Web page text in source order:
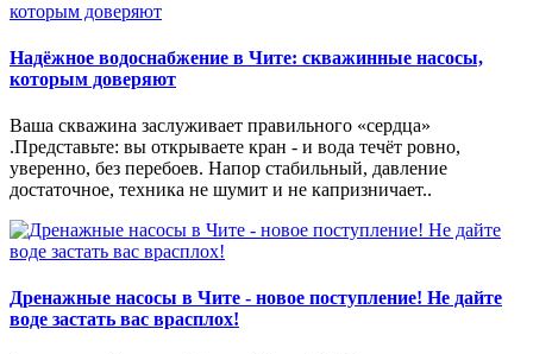
Надёжное водоснабжение в Чите: скважинные насосы,
которым доверяют
Ваша скважина заслуживает правильного «сердца»
.Представьте: вы открываете кран - и вода течёт ровно,
уверенно, без перебоев. Напор стабильный, давление
достаточное, техника не шумит и не капризничает..
Дренажные насосы в Чите - новое поступление! Не дайте
воде застать вас врасплох!